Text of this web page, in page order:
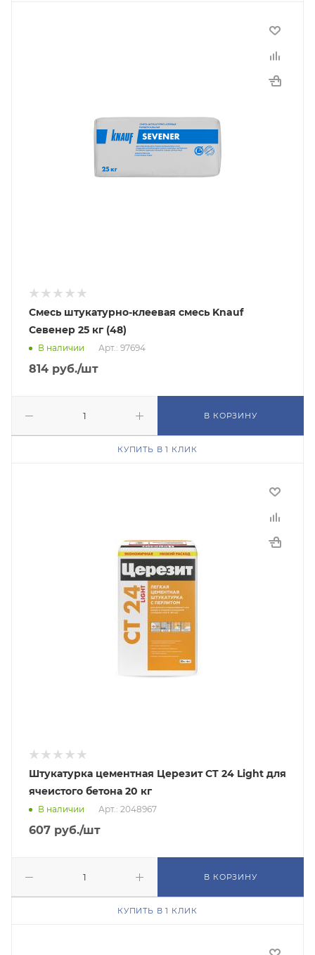
Смесь штукатурно-клеевая смесь Knauf
Севенер 25 кг (48)
В наличии Арт.: 97694
814 руб./шт
В КОРЗИНУ
КУПИТЬ В 1 КЛИК
Штукатурка цементная Церезит CT 24 Light для
ячеистого бетона 20 кг
В наличии Арт.: 2048967
607 руб./шт
В КОРЗИНУ
КУПИТЬ В 1 КЛИК